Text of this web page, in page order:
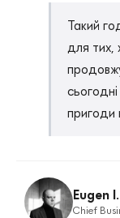
Такий
для тих,
пригоди
Eugen I.
Chief